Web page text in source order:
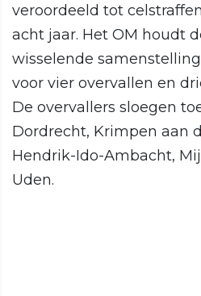
veroordeeld tot
acht jaar. Het OM houdt
wisselende
voor vier overvallen en
De overvallers sloegen
Dordrecht, Krimpen aan
Hendrik-Ido-Ambacht,
Uden.